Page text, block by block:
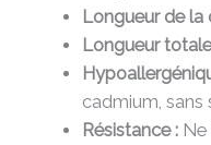
Longueur de la
Longueur
cadmium, sans
Résistance :Ne